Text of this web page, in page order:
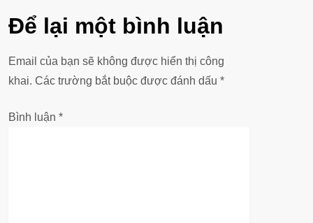
h
ớ
n
Để lại một bình luận
Email của bạn sẽ không được hiển thị công
khai. Các trường bắt buộc được đánh dấu *
Bình luận *